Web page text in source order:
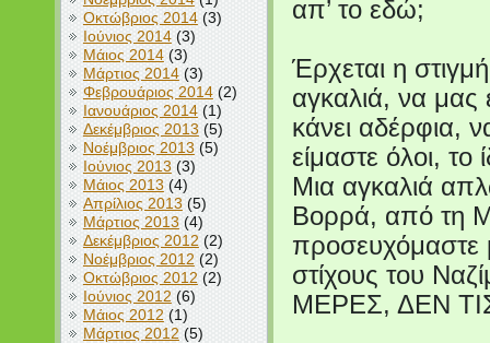
Οκτώβριος 2014(3)
Ιούνιος 2014(3)
Μάιος 2014(3)
Μάρτιος 2014(3)
Φεβρουάριος 2014(2)
Ιανουάριος 2014(1)
Δεκέμβριος 2013 (5)
Νοέμβριος 2013(5)
Ιούνιος 2013(3)
Μάιος 2013(4)
Απρίλιος 2013 (5)
Μάρτιος 2013 (4)
Δεκέμβριος 2012 (2)
Νοέμβριος 2012 (2)
Οκτώβριος 2012 (2)
Ιούνιος 2012 (6)
Μάιος 2012 (1)
Μάρτιος 2012 (5)
απ’ το εδώ;
Έρχεται η
αγκαλιά, να
κάνει αδέρφια,
είμαστε όλοι, το
Μια αγκαλιά
Βορρά, από τη
προσευχόμαστε
στίχους του
ΜΕΡΕΣ, ΔΕΝ